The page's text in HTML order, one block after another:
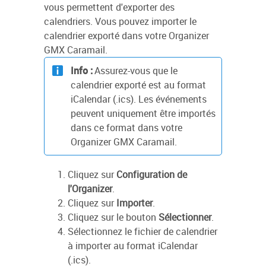
vous permettent d'exporter des
calendriers. Vous pouvez importer le
calendrier exporté dans votre Organizer
GMX Caramail.
Info :Assurez-vous que le
calendrier exporté est au format
iCalendar (.ics). Les événements
peuvent uniquement être importés
dans ce format dans votre
Organizer GMX Caramail.
Cliquez surConfiguration de
l'Organizer.
Cliquez surImporter.
Cliquez sur le bouton Sélectionner.
Sélectionnez le fichier de calendrier
à importer au format iCalendar
(.ics).